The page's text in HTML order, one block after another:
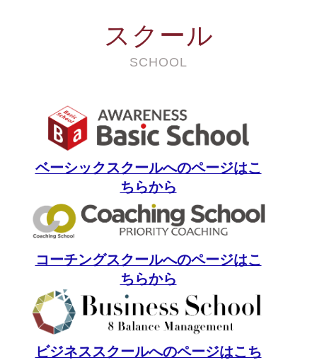
スクール
SCHOOL
ベーシックスクールへのページはこ
ちらから
コーチングスクールへのページはこ
ちらから
ビジネススクールへのページはこち